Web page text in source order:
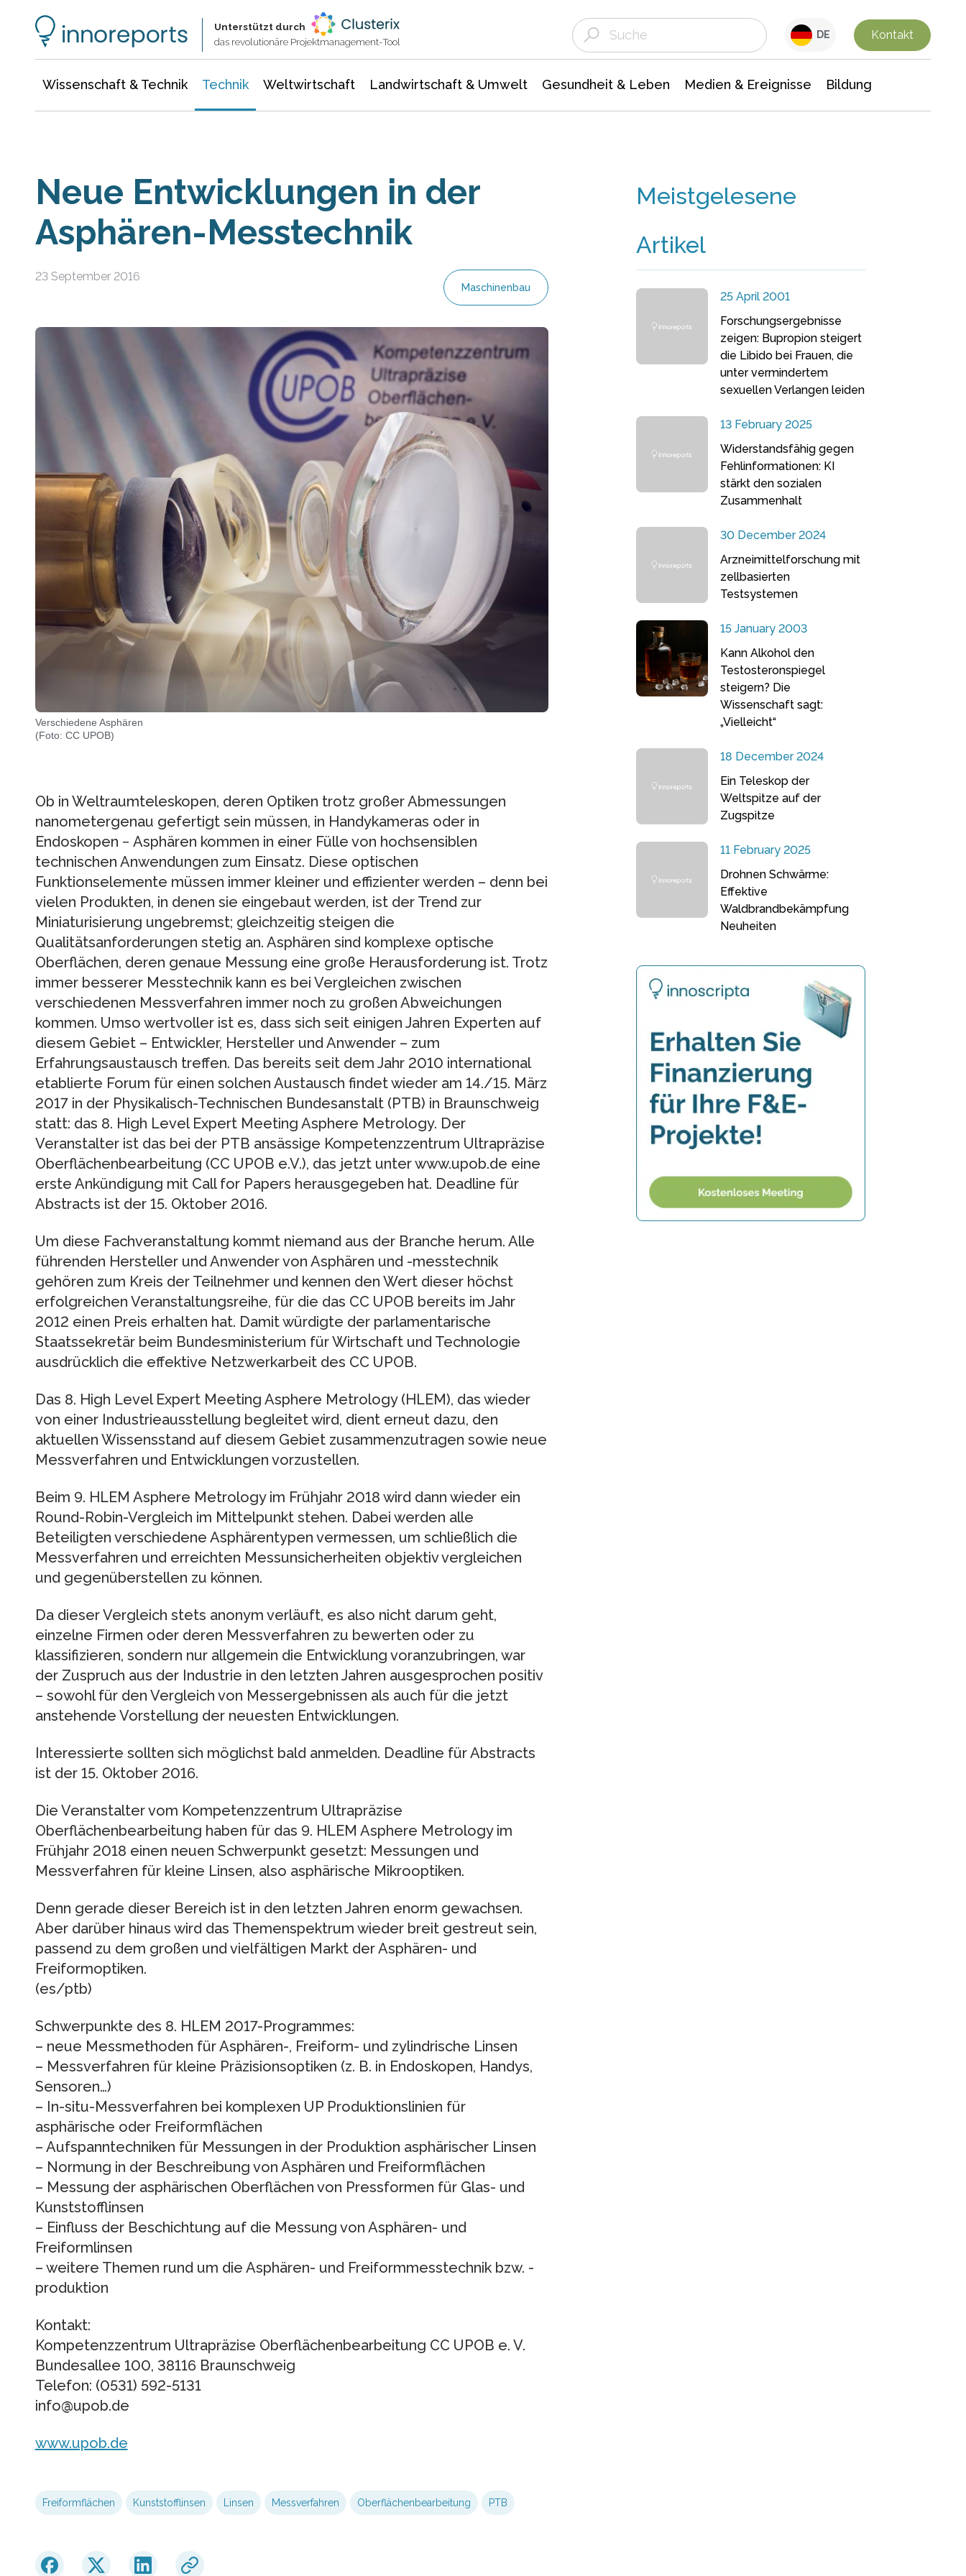
Unterstützt durch
das revolutionäre Projektmanagement-Tool
DE Kontakt
Wissenschaft & Technik Technik Weltwirtschaft Landwirtschaft & Umwelt Gesundheit & Leben Medien & Ereignisse Bildung
Neue Entwicklungen in der
Asphären-Messtechnik
23 September 2016
Maschinenbau
Verschiedene Asphären
(Foto: CC UPOB)
Ob in Weltraumteleskopen, deren Optiken trotz großer Abmessungen
nanometergenau gefertigt sein müssen, in Handykameras oder in
Endoskopen − Asphären kommen in einer Fülle von hochsensiblen
technischen Anwendungen zum Einsatz. Diese optischen
Funktionselemente müssen immer kleiner und effizienter werden – denn bei
vielen Produkten, in denen sie eingebaut werden, ist der Trend zur
Miniaturisierung ungebremst; gleichzeitig steigen die
Qualitätsanforderungen stetig an. Asphären sind komplexe optische
Oberflächen, deren genaue Messung eine große Herausforderung ist. Trotz
immer besserer Messtechnik kann es bei Vergleichen zwischen
verschiedenen Messverfahren immer noch zu großen Abweichungen
kommen. Umso wertvoller ist es, dass sich seit einigen Jahren Experten auf
diesem Gebiet – Entwickler, Hersteller und Anwender – zum
Erfahrungsaustausch treffen. Das bereits seit dem Jahr 2010 international
etablierte Forum für einen solchen Austausch findet wieder am 14./15. März
2017 in der Physikalisch-Technischen Bundesanstalt (PTB) in Braunschweig
statt: das 8. High Level Expert Meeting Asphere Metrology. Der
Veranstalter ist das bei der PTB ansässige Kompetenzzentrum Ultrapräzise
Oberflächenbearbeitung (CC UPOB e.V.), das jetzt unter www.upob.de eine
erste Ankündigung mit Call for Papers herausgegeben hat. Deadline für
Abstracts ist der 15. Oktober 2016.
Um diese Fachveranstaltung kommt niemand aus der Branche herum. Alle
führenden Hersteller und Anwender von Asphären und -messtechnik
gehören zum Kreis der Teilnehmer und kennen den Wert dieser höchst
erfolgreichen Veranstaltungsreihe, für die das CC UPOB bereits im Jahr
2012 einen Preis erhalten hat. Damit würdigte der parlamentarische
Staatssekretär beim Bundesministerium für Wirtschaft und Technologie
ausdrücklich die effektive Netzwerkarbeit des CC UPOB.
Das 8. High Level Expert Meeting Asphere Metrology (HLEM), das wieder
von einer Industrieausstellung begleitet wird, dient erneut dazu, den
aktuellen Wissensstand auf diesem Gebiet zusammenzutragen sowie neue
Messverfahren und Entwicklungen vorzustellen.
Beim 9. HLEM Asphere Metrology im Frühjahr 2018 wird dann wieder ein
Round-Robin-Vergleich im Mittelpunkt stehen. Dabei werden alle
Beteiligten verschiedene Asphärentypen vermessen, um schließlich die
Messverfahren und erreichten Messunsicherheiten objektiv vergleichen
und gegenüberstellen zu können.
Da dieser Vergleich stets anonym verläuft, es also nicht darum geht,
einzelne Firmen oder deren Messverfahren zu bewerten oder zu
klassifizieren, sondern nur allgemein die Entwicklung voranzubringen, war
der Zuspruch aus der Industrie in den letzten Jahren ausgesprochen positiv
– sowohl für den Vergleich von Messergebnissen als auch für die jetzt
anstehende Vorstellung der neuesten Entwicklungen.
Interessierte sollten sich möglichst bald anmelden. Deadline für Abstracts
ist der 15. Oktober 2016.
Die Veranstalter vom Kompetenzzentrum Ultrapräzise
Oberflächenbearbeitung haben für das 9. HLEM Asphere Metrology im
Frühjahr 2018 einen neuen Schwerpunkt gesetzt: Messungen und
Messverfahren für kleine Linsen, also asphärische Mikrooptiken.
Denn gerade dieser Bereich ist in den letzten Jahren enorm gewachsen.
Aber darüber hinaus wird das Themenspektrum wieder breit gestreut sein,
passend zu dem großen und vielfältigen Markt der Asphären- und
Freiformoptiken.
(es/ptb)
Schwerpunkte des 8. HLEM 2017-Programmes:
– neue Messmethoden für Asphären-, Freiform- und zylindrische Linsen
– Messverfahren für kleine Präzisionsoptiken (z. B. in Endoskopen, Handys,
Sensoren…)
– In-situ-Messverfahren bei komplexen UP Produktionslinien für
asphärische oder Freiformflächen
– Aufspanntechniken für Messungen in der Produktion asphärischer Linsen
– Normung in der Beschreibung von Asphären und Freiformflächen
– Messung der asphärischen Oberflächen von Pressformen für Glas- und
Kunststofflinsen
– Einfluss der Beschichtung auf die Messung von Asphären- und
Freiformlinsen
– weitere Themen rund um die Asphären- und Freiformmesstechnik bzw. -
produktion
Kontakt:
Kompetenzzentrum Ultrapräzise Oberflächenbearbeitung CC UPOB e. V.
Bundesallee 100, 38116 Braunschweig
Telefon: (0531) 592-5131
info@upob.de
www.upob.de
Freiformflächen Kunststofflinsen Linsen Messverfahren Oberflächenbearbeitung PTB
Meistgelesene
Artikel
25 April 2001
Forschungsergebnisse
zeigen: Bupropion steigert
die Libido bei Frauen, die
unter vermindertem
sexuellen Verlangen leiden
13 February 2025
Widerstandsfähig gegen
Fehlinformationen: KI
stärkt den sozialen
Zusammenhalt
30 December 2024
Arzneimittelforschung mit
zellbasierten
Testsystemen
15 January 2003
Kann Alkohol den
Testosteronspiegel
steigern? Die
Wissenschaft sagt:
„Vielleicht“
18 December 2024
Ein Teleskop der
Weltspitze auf der
Zugspitze
11 February 2025
Drohnen Schwärme:
Effektive
Waldbrandbekämpfung
Neuheiten